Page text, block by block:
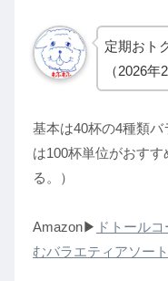
定期おト
（2026年
基本は40杯の4種類
は100杯単位がおす
る。）
Amazon▶︎ ドトール
むバラエティアソー